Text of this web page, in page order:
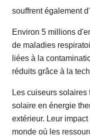
souffrent également
Environ 5 millions
de maladies
liées à la
réduits grâce à la
Les cuiseurs
solaire en énergie
extérieur. Leur
monde où les